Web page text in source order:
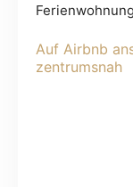
Auf Airbnb
zentrumsnah